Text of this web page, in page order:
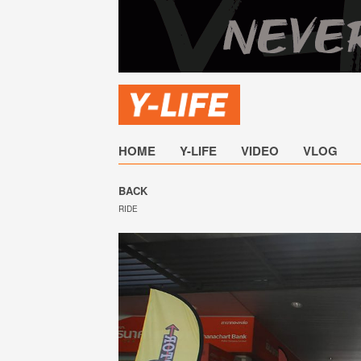
HOME Y-LIFE VIDEO VLOG
BACK
RIDE